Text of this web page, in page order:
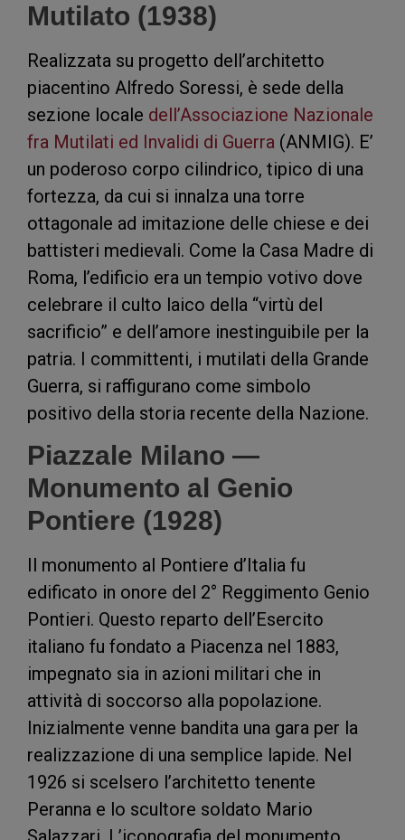
Mutilato (1938)
Realizzata su progetto dell’architetto
piacentino Alfredo Soressi, è sede della
sezione locale dell’Associazione Nazionale
fra Mutilati ed Invalidi di Guerra (ANMIG). E’
un poderoso corpo cilindrico, tipico di una
fortezza, da cui si innalza una torre
ottagonale ad imitazione delle chiese e dei
battisteri medievali. Come la Casa Madre di
Roma, l’edificio era un tempio votivo dove
celebrare il culto laico della “virtù del
sacrificio” e dell’amore inestinguibile per la
patria. I committenti, i mutilati della Grande
Guerra, si raffigurano come simbolo
positivo della storia recente della Nazione.
Piazzale Milano —
Monumento al Genio
Pontiere (1928)
Il monumento al Pontiere d’Italia fu
edificato in onore del 2° Reggimento Genio
Pontieri. Questo reparto dell’Esercito
italiano fu fondato a Piacenza nel 1883,
impegnato sia in azioni militari che in
attività di soccorso alla popolazione.
Inizialmente venne bandita una gara per la
realizzazione di una semplice lapide. Nel
1926 si scelsero l’architetto tenente
Peranna e lo scultore soldato Mario